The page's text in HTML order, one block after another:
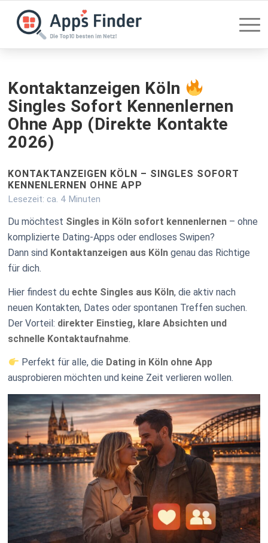
Kontaktanzeigen Köln
Singles Sofort Kennenlernen
Ohne App (Direkte Kontakte
2026)
KONTAKTANZEIGEN KÖLN – SINGLES SOFORT
KENNENLERNEN OHNE APP
Lesezeit: ca. 4 Minuten
Du möchtest Singles in Köln sofort kennenlernen – ohne
komplizierte Dating-Apps oder endloses Swipen?
Dann sind Kontaktanzeigen aus Köln genau das Richtige
für dich.
Hier findest duechte Singles aus Köln, die aktiv nach
neuen Kontakten, Dates oder spontanen Treffen suchen.
Der Vorteil: direkter Einstieg, klare Absichten und
schnelle Kontaktaufnahme.
Perfekt für alle, die Dating in Köln ohne App
ausprobieren möchten und keine Zeit verlieren wollen.